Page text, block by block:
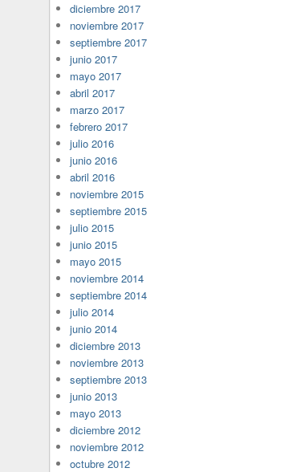
diciembre 2017
noviembre 2017
septiembre 2017
junio 2017
mayo 2017
abril 2017
marzo 2017
febrero 2017
julio 2016
junio 2016
abril 2016
noviembre 2015
septiembre 2015
julio 2015
junio 2015
mayo 2015
noviembre 2014
septiembre 2014
julio 2014
junio 2014
diciembre 2013
noviembre 2013
septiembre 2013
junio 2013
mayo 2013
diciembre 2012
noviembre 2012
octubre 2012